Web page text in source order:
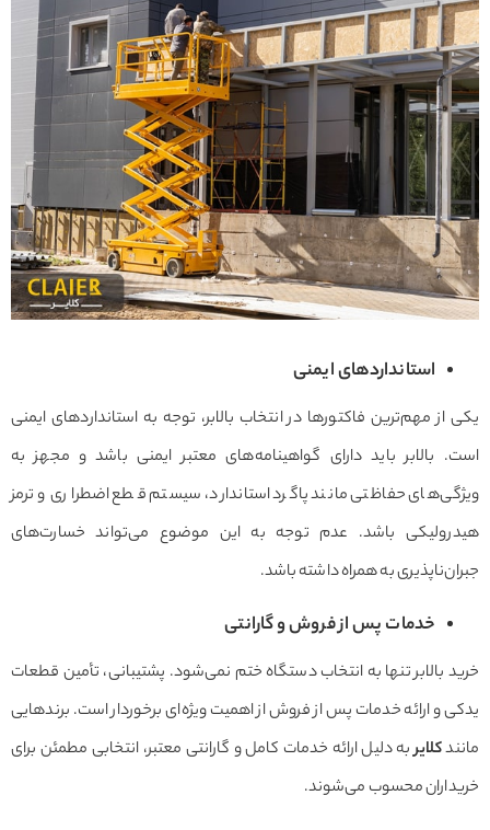
استانداردهای ایمنی
یکی از مهم‌ترین فاکتورها در انتخاب بالابر، توجه به استانداردهای ایمنی
است. بالابر باید دارای گواهینامه‌های معتبر ایمنی باشد و مجهز به
ویژگی‌های حفاظتی مانند پاگرد استاندارد، سیستم قطع اضطراری و ترمز
هیدرولیکی باشد. عدم توجه به این موضوع می‌تواند خسارت‌های
جبران‌ناپذیری به همراه داشته باشد.
خدمات پس از فروش و گارانتی
خرید بالابر تنها به انتخاب دستگاه ختم نمی‌شود. پشتیبانی، تأمین قطعات
یدکی و ارائه خدمات پس از فروش از اهمیت ویژه‌ای برخوردار است. برندهایی
مانندکلایربه دلیل ارائه خدمات کامل و گارانتی معتبر، انتخابی مطمئن برای
خریداران محسوب می‌شوند.